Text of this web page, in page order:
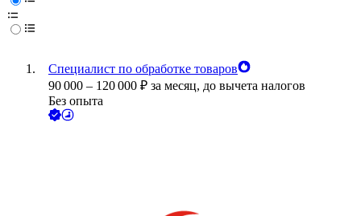
Специалист по обработке товаров
90 000 – 120 000 ₽ за месяц, до вычета налогов
Без опыта